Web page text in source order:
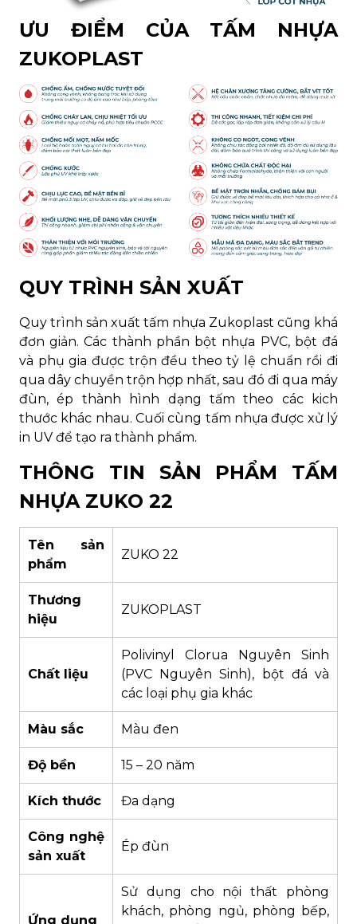
ƯU ĐIỂM CỦA TẤM NHỰA
ZUKOPLAST
QUY TRÌNH SẢN XUẤT
Quy trình sản xuất tấm nhựa Zukoplast cũng khá
đơn giản. Các thành phần bột nhựa PVC, bột đá
và phụ gia được trộn đều theo tỷ lệ chuẩn rồi đi
qua dây chuyền trộn hợp nhất, sau đó đi qua máy
đùn, ép thành hình dạng tấm theo các kich
thước khác nhau. Cuối cùng tấm nhựa được xử lý
in UV để tạo ra thành phẩm.
THÔNG TIN SẢN PHẨM TẤM
NHỰA ZUKO 22
Tên sản
phẩm
ZUKO 22
Thương
hiệu
ZUKOPLAST
Chất liệu
Polivinyl Clorua Nguyên Sinh
(PVC Nguyên Sinh), bột đá và
các loại phụ gia khác
Màu sắc Màu đen
Độ bền 15 – 20 năm
Kích thước Đa dạng
Công nghệ
sản xuất
Ép đùn
Ứng dụng
Sử dụng cho nội thất phòng
khách, phòng ngủ, phòng bếp,